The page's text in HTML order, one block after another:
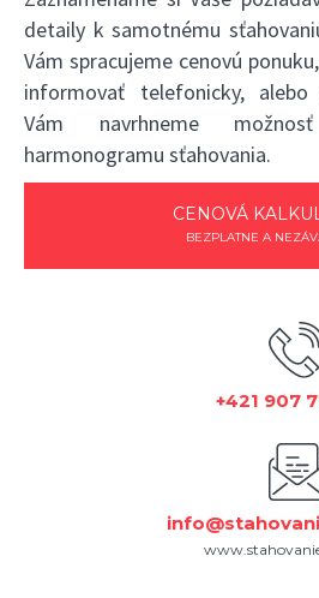
detaily k samotnému
Vám spracujeme cenovú
informovať telefonicky, alebo
Vám navrhneme možnosť
harmonogramu sťahovania.
CENOVÁ
BEZPLATNE A
+421 907